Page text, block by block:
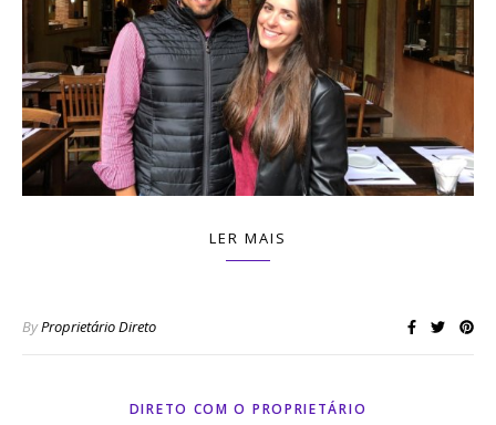
LER MAIS
ByProprietário Direto
DIRETO COM O PROPRIETÁRIO